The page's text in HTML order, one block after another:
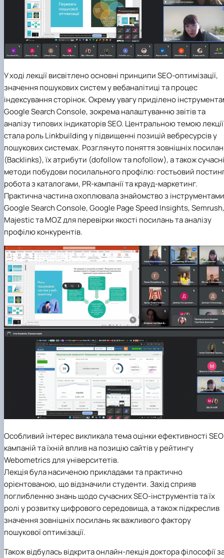
У ході лекції висвітлено основні принципи SEO-оптимізації,
значення пошукових систем у вебаналітиці та процес
індексування сторінок. Окрему увагу приділено
Google Search Console, зокрема налаштуванню звітів та
аналізу типових індикаторів SEO. Центральною темою лекції
стала роль Linkbuilding у підвищенні позицій вебресурсів у
пошукових системах. Розглянуто поняття зовнішніх
(Backlinks), їх атрибути (dofollow та nofollow), а також сучасні
методи побудови посилального профілю: гостьовий
робота з каталогами, PR-кампанії та крауд-маркетинг.
Практична частина охоплювала знайомство з інструментами
Google Search Console, Google Page Speed Insights, Semrush,
Majestic та MOZ для перевірки якості посилань та аналізу
профілю конкурентів.
Особливий інтерес викликала тема оцінки ефективності
кампаній та їхній вплив на позицію сайтів у рейтингу
Webometrics для університетів.
Лекція була насиченою прикладами та практично
орієнтованою, що відзначили студенти. Захід сприяв
поглибленню знань щодо сучасних SEO-інструментів та їх
ролі у розвитку цифрового середовища, а також підкреслив
значення зовнішніх посилань як важливого фактору
пошукової оптимізації.
Також відбулась відкрита онлайн-лекція доктора філософії